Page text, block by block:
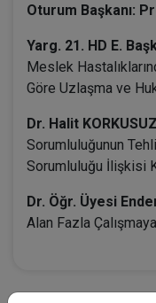
Oturum Başkanı:
Yarg. 21. HD E.
Meslek
Göre Uzlaşma ve
Dr. Halit
Sorumluluğunun
Sorumluluğu İlişkisi
Dr. Öğr. Üyesi
Alan Fazla